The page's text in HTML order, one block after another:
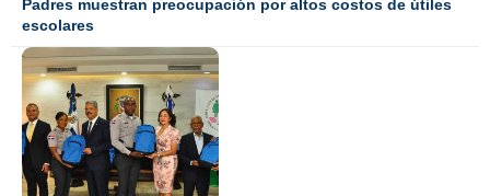
Padres muestran preocupación por altos costos de útiles
escolares